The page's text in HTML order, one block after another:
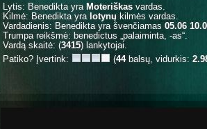
Lytis: Benedikta yra Moteriškas vardas.
Kilmė: Benedikta yra lotynų kilmės vardas.
Vardadienis: Benedikta yra švenčiamas 05.06
Trumpa reikšmė: benedictus „palaiminta, -as“.
Vardą skaitė: (3415) lankytojai.
Patiko? Įvertink:
(44balsų, vidurkis: